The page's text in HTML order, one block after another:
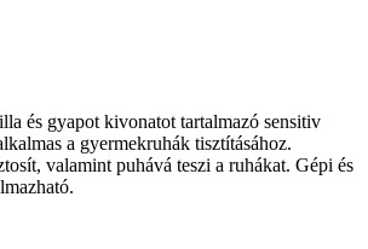
és gyapot kivonatot tartalmazó sensitiv
a gyermekruhák tisztításához.
valamint puhává teszi a ruhákat. Gépi és